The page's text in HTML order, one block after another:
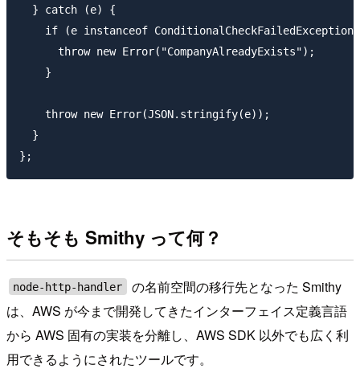
  } catch (e) {
if (e instanceof
      throw new Error("CompanyAlreadyExists");
    }
    throw new Error(JSON.stringify(e));
  }
そもそも Smithy って何？
node-http-handler
の名前空間の移行先となった Smithy
は、AWS が今まで開発してきたインターフェイス定義言語
から AWS 固有の実装を分離し、AWS SDK 以外でも広く利
用できるようにされたツールです。